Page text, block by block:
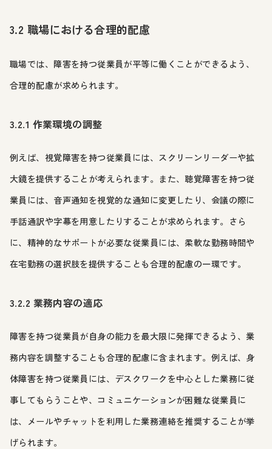
3.2 職場における合理的配慮
職場では、障害を持つ従業員が平等に働くことができるよう、
合理的配慮が求められます。
3.2.1 作業環境の調整
例えば、視覚障害を持つ従業員には、スクリーンリーダーや拡
大鏡を提供することが考えられます。また、聴覚障害を持つ従
業員には、音声通知を視覚的な通知に変更したり、会議の際に
手話通訳や字幕を用意したりすることが求められます。さら
に、精神的なサポートが必要な従業員には、柔軟な勤務時間や
在宅勤務の選択肢を提供することも合理的配慮の一環です。
3.2.2 業務内容の適応
障害を持つ従業員が自身の能力を最大限に発揮できるよう、業
務内容を調整することも合理的配慮に含まれます。例えば、身
体障害を持つ従業員には、デスクワークを中心とした業務に従
事してもらうことや、コミュニケーションが困難な従業員に
は、メールやチャットを利用した業務連絡を推奨することが挙
げられます。